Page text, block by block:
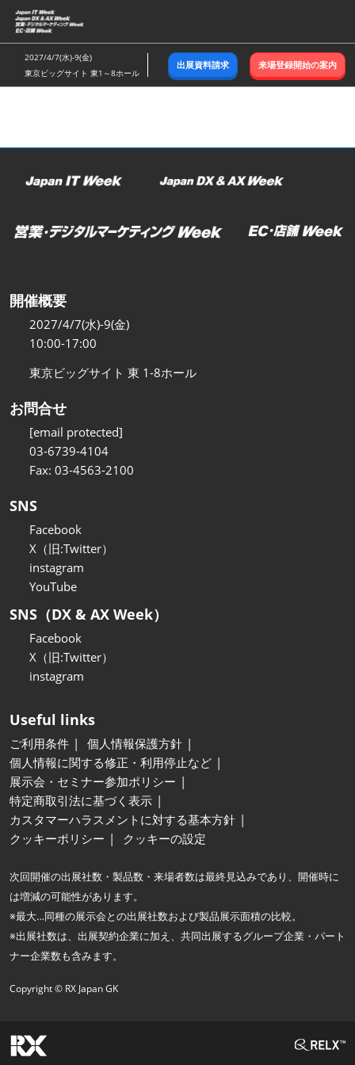
ス
キ
ッ
し
む
2027/4/7(水)-9(金)
東京ビッグサイト 東1～8ホール
出展資料請求 来場登録開始の案内
開催概要
2027/4/7(水)-9(金)
10:00-17:00
東京ビッグサイト 東 1-8ホール
お問合せ
[email protected]
03-6739-4104
Fax: 03-4563-2100
SNS
Facebook
X（旧:Twitter）
instagram
YouTube
SNS（DX & AX Week）
Facebook
X（旧:Twitter）
instagram
Useful links
ご利用条件
個人情報保護方針
個人情報に関する修正・利用停止など
展示会・セミナー参加ポリシー
特定商取引法に基づく表示
カスタマーハラスメントに対する基本方針
クッキーポリシー
クッキーの設定
次回開催の出展社数・製品数・来場者数は最終見込みであり、開催時に
は増減の可能性があります。
※最大…同種の展示会との出展社数および製品展示面積の比較。
※出展社数は、出展契約企業に加え、共同出展するグループ企業・パート
ナー企業数も含みます。
Copyright © RX Japan GK